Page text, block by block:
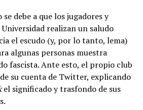
debe a que los jugadores y
realizan un saludo
el escudo (y, por lo tanto, lema)
algunas personas muestra
fascista. Ante esto, el propio club
su cuenta de Twitter, explicando
el significado y trasfondo de sus